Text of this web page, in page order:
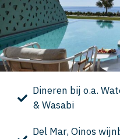
Dineren bij o.a.
& Wasabi
Del Mar, Oinos